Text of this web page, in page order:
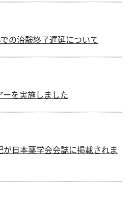
の治験終了遅延について
を実施しました
日本薬学会会誌に掲載されま